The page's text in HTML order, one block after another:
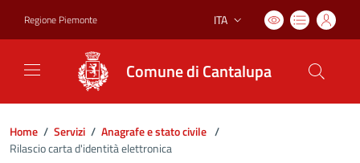
Regione Piemonte Lingua attiva:
ITA
Comune di Cantalupa
Home / Servizi / Anagrafe e stato civile /
Rilascio carta d'identità elettronica